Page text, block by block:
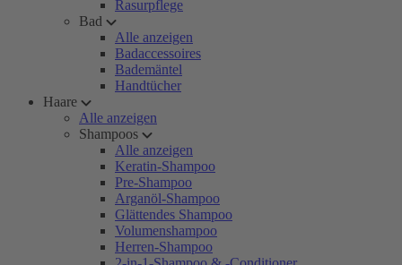
Rasurpflege
Bad
Alle anzeigen
Badaccessoires
Bademäntel
Handtücher
Haare
Alle anzeigen
Shampoos
Alle anzeigen
Keratin-Shampoo
Pre-Shampoo
Arganöl-Shampoo
Glättendes Shampoo
Volumenshampoo
Herren-Shampoo